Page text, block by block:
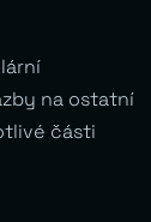
na ostatní
části